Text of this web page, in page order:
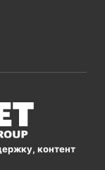
контент